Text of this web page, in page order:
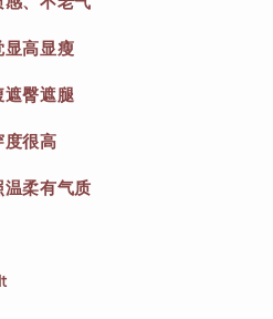
显高显瘦
遮臀遮腿
度很高
柔有气质